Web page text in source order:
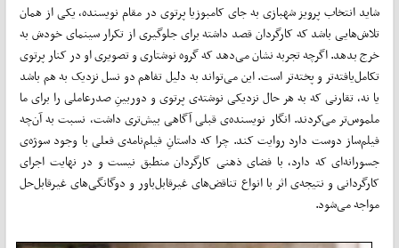
شاید انتخاب پرویز شهبازی به جای کامبوزیا پرتوی در مقام نویسنده، یکی از همان
تلاش‌هایی باشد که کارگردان قصد داشته برای جلوگیری از تکرار سینمای خودش به
خرج بدهد. اگرچه تجربه نشان می‌دهد که گروه نوشتاری و تصویری او در کنار پرتوی
تکامل‌یافته‌تر و پخته‌تر است. این می‌تواند به دلیل تفاهم دو نسل نزدیک به هم باشد
یا نه، تقارنی که به هر حال نزدیکی نوشته‌ی پرتوی و دوربینِ صدرعاملی را برای ما
ملموس‌تر می‌کردند. انگار نویسنده‌ی قبلی آگاهی بیش‌تری داشت، نسبت به آن‌چه
فیلم‌ساز دوست دارد روایت کند. چرا که داستانِ فیلم‌نامه‌ی فعلی با وجود سوژه‌ی
جسورانه‌ای که دارد، با فضای ذهنی کارگردان منطبق نیست و در نهایت اجرای
کارگردانی و نتیجه‌ی اثر با انواع تناقض‌های غیرقابل‌باور و دوگانگی‌های غیرقابل‌حل
مواجه می‌شود.